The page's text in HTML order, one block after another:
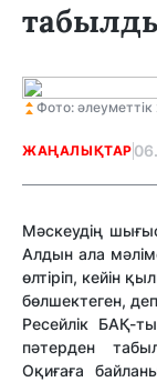
Фото: әлеуметтік
ЖАҢАЛЫҚТАР
Мәскеудің
Алдын ала
өлтіріп, кейін
бөлшектеген,
Ресейлік БАҚ-
пәтерден
Оқиғаға